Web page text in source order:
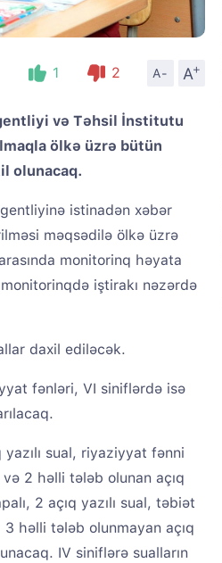
1 2 A- A
+
və Təhsil İnstitutu
ölkə üzrə bütün
olunacaq.
istinadən xəbər
məqsədilə ölkə üzrə
monitorinq həyata
iştirakı nəzərdə
daxil ediləcək.
fənləri, VI siniflərdə isə
sual, riyaziyyat fənni
2 həlli tələb olunan açıq
2 açıq yazılı sual, təbiət
həlli tələb olunmayan açıq
IV siniflərə sualların